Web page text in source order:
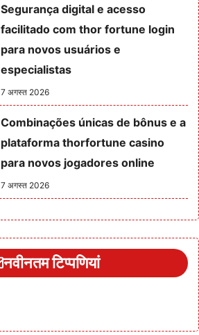
Segurança digital e acesso
facilitado com thor fortune login
para novos usuários e
especialistas
7 अगस्त 2026
Combinações únicas de bônus e a
plataforma thorfortune casino
para novos jogadores online
7 अगस्त 2026
नवीनतम टिप्पणियां